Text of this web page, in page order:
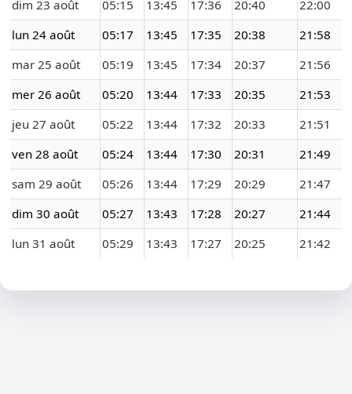
dim 23 août
05:15 13:45 17:36 20:40
22:00
lun 24 août
05:17 13:45 17:35 20:38
21:58
mar 25 août
05:19 13:45 17:34 20:37
21:56
mer 26 août
05:20 13:44 17:33 20:35
21:53
jeu 27 août
05:22 13:44 17:32 20:33
21:51
ven 28 août
05:24 13:44 17:30 20:31
21:49
sam 29 août
05:26 13:44 17:29 20:29
21:47
dim 30 août
05:27 13:43 17:28 20:27
21:44
lun 31 août
05:29 13:43 17:27 20:25 21:42